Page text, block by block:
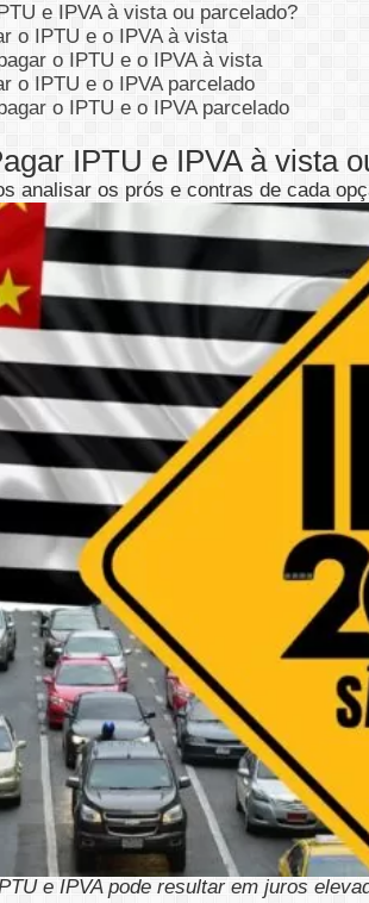
e IPVA à vista ou parcelado?
o IPTU e o IPVA à vista
o IPTU e o IPVA à vista
o IPTU e o IPVA parcelado
o IPTU e o IPVA parcelado
IPTU e IPVA à vista
analisar os prós e contras de cada
e IPVA pode resultar em juros